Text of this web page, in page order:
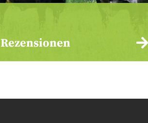
Rezensionen